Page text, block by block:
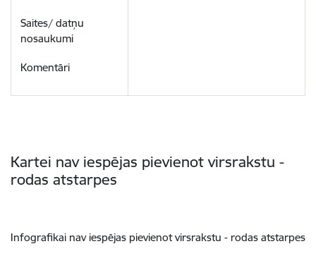
Kartei nav iespējas pievienot virsrakstu -
rodas atstarpes
Infografikai nav iespējas pievienot virsrakstu - rodas atstarpes